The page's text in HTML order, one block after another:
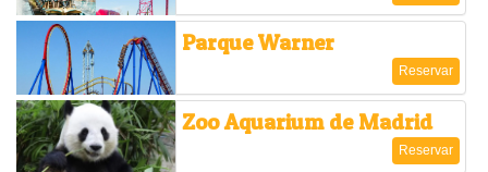
Parque Warner
Reservar
Zoo Aquarium de Madrid
Reservar